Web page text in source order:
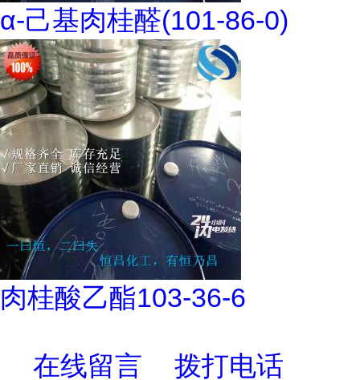
α-己基肉桂醛(101-86-0)
肉桂酸乙酯103-36-6
在线留言 拨打电话